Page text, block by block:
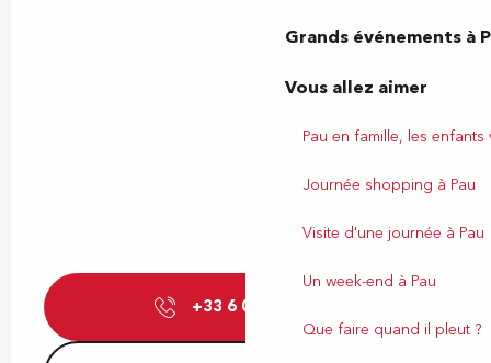
Grands événements à
Vous allez aimer
Pau en famille, les
Journée shopping à Pau
Visite d'une journée à Pau
Un week-end à Pau
Que faire quand il pleut ?
+33 6 03 59 17